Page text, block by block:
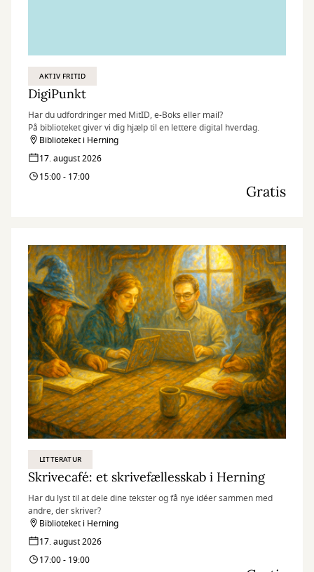
AKTIV FRITID
DigiPunkt
Har du udfordringer med MitID, e-Boks eller mail?
På biblioteket giver vi dig hjælp til en lettere digital hverdag.
Biblioteket i Herning
17. august 2026
15:00 - 17:00
Gratis
LITTERATUR
Skrivecafé: et skrivefællesskab i Herning
Har du lyst til at dele dine tekster og få nye idéer sammen med
andre, der skriver?
Biblioteket i Herning
17. august 2026
17:00 - 19:00